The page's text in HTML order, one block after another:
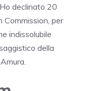
declinato 20
Commission, per
indissolubile
della